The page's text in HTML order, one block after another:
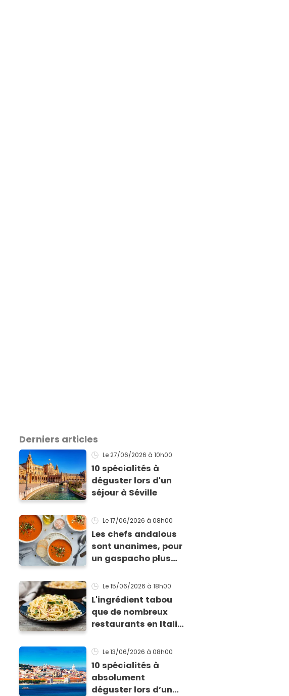
Derniers articles
Le 27/06/2026 à 10h00
10 spécialités à
déguster lors d'un
séjour à Séville
Le 17/06/2026 à 08h00
Les chefs andalous
sont unanimes, pour
un gaspacho plus
faire cette étape
avant mixer les
tomates
Le 15/06/2026 à 18h00
L'ingrédient tabou
que de nombreux
restaurants en Italie
secrètement dans
leur carbonara
Le 13/06/2026 à 08h00
10 spécialités à
absolument
déguster lors d’un